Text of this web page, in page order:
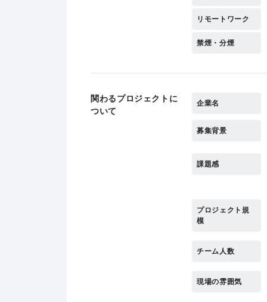
リモートワーク
禁煙・分煙
関わるプロジェクトに
ついて
企業名
募集背景
課題感
プロジェクト規
模
チーム人数
現場の雰囲気